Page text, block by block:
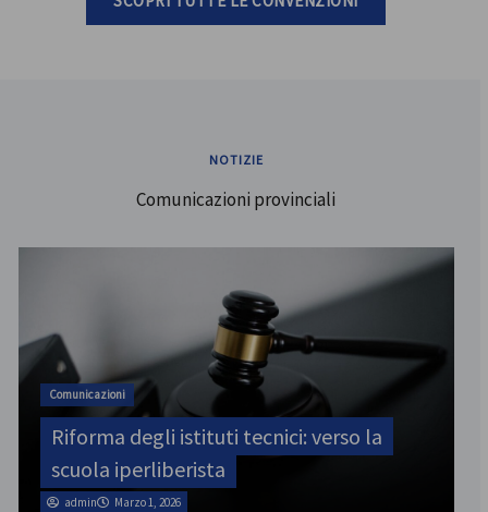
NOTIZIE
Comunicazioni provinciali
ATA
SINATAS Venezia, assemblea provinciale
il 31 luglio
admin Marzo 1, 2026